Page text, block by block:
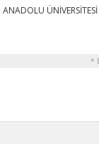
ANADOLU
*